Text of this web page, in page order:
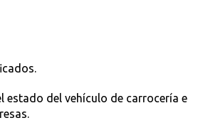
estado del vehículo de carrocería e